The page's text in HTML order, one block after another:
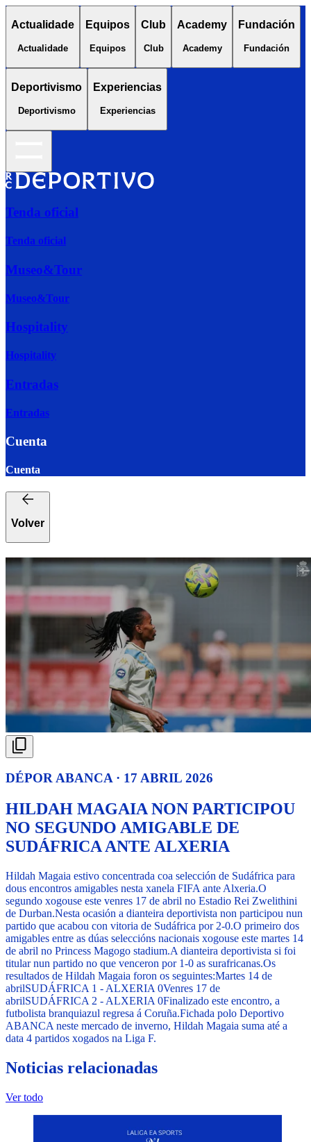
Actualidade
Actualidade
Equipos
Equipos
Club
Club
Academy
Academy
Fundación
Fundación
Deportivismo
Deportivismo
Experiencias
Experiencias
Tenda oficial
Tenda oficial
Museo&Tour
Museo&Tour
Hospitality
Hospitality
Entradas
Entradas
Cuenta
Cuenta
Volver
DÉPOR ABANCA · 17 ABRIL 2026
HILDAH MAGAIA NON PARTICIPOU
NO SEGUNDO AMIGABLE DE
SUDÁFRICA ANTE ALXERIA
Hildah Magaia estivo concentrada coa selección de Sudáfrica para
dous encontros amigables nesta xanela FIFA ante Alxeria.O
segundo xogouse este venres 17 de abril no Estadio Rei Zwelithini
de Durban.Nesta ocasión a dianteira deportivista non participou nun
partido que acabou con vitoria de Sudáfrica por 2-0.O primeiro dos
amigables entre as dúas seleccións nacionais xogouse este martes 14
de abril no Princess Magogo stadium.A dianteira deportivista si foi
titular nun partido no que venceron por 1-0 as surafricanas.Os
resultados de Hildah Magaia foron os seguintes:Martes 14 de
abrilSUDÁFRICA 1 - ALXERIA 0Venres 17 de
abrilSUDÁFRICA 2 - ALXERIA 0Finalizado este encontro, a
futbolista branquiazul regresa á Coruña.Fichada polo Deportivo
ABANCA neste mercado de inverno, Hildah Magaia suma até a
data 4 partidos xogados na Liga F.
Noticias relacionadas
Ver todo